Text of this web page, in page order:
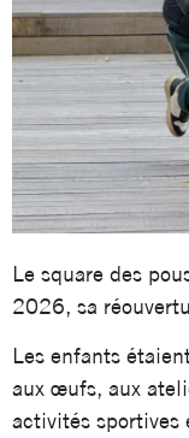
Le square des
2026, sa
Les enfants
aux œufs, aux
activités sportives